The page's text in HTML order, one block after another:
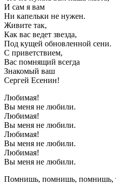
И сам я вам
Ни капельки не нужен.
Живите так,
Как вас ведет звезда,
Под кущей обновленной сени.
С приветствием,
Вас помнящий всегда
Знакомый ваш
Сергей Есенин!
Любимая!
Вы меня не любили.
Любимая!
Вы меня не любили.
Любимая!
Вы меня не любили.
Любимая!
Вы меня не любили.
Помнишь, помнишь, помнишь,